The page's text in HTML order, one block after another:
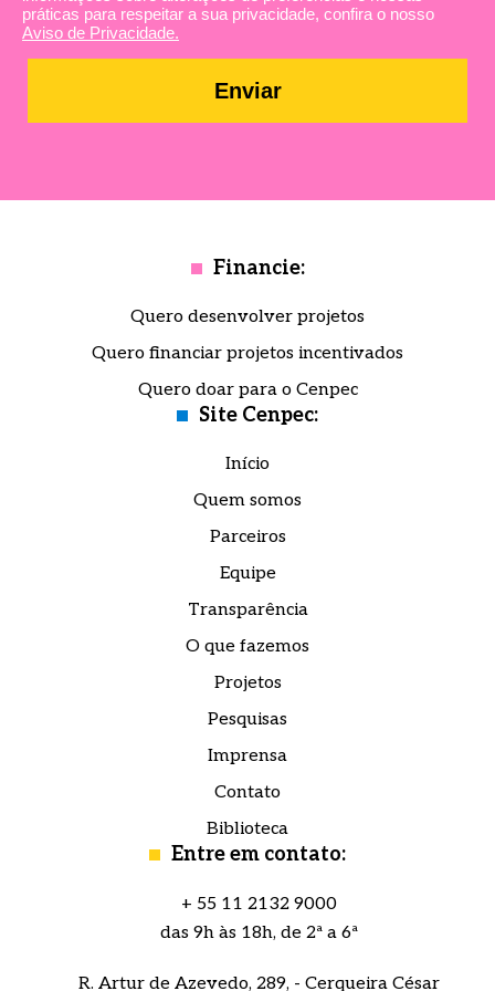
práticas para respeitar a sua privacidade, confira o nosso
Aviso de Privacidade.
Enviar
Financie:
Quero desenvolver projetos
Quero financiar projetos incentivados
Quero doar para o Cenpec
Site Cenpec:
Início
Quem somos
Parceiros
Equipe
Transparência
O que fazemos
Projetos
Pesquisas
Imprensa
Contato
Biblioteca
Entre em contato:
+ 55 11 2132 9000
das 9h às 18h, de 2ª a 6ª
R. Artur de Azevedo, 289, - Cerqueira César